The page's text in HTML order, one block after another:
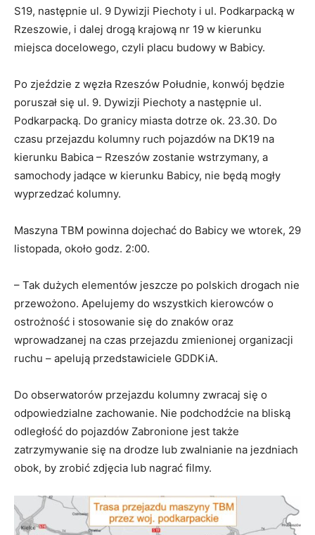
S19, następnie ul. 9 Dywizji Piechoty i ul. Podkarpacką w
Rzeszowie, i dalej drogą krajową nr 19 w kierunku
miejsca docelowego, czyli placu budowy w Babicy.
Po zjeździe z węzła Rzeszów Południe, konwój będzie
poruszał się ul. 9. Dywizji Piechoty a następnie ul.
Podkarpacką. Do granicy miasta dotrze ok. 23.30. Do
czasu przejazdu kolumny ruch pojazdów na DK19 na
kierunku Babica – Rzeszów zostanie wstrzymany, a
samochody jadące w kierunku Babicy, nie będą mogły
wyprzedzać kolumny.
Maszyna TBM powinna dojechać do Babicy we wtorek, 29
listopada, około godz. 2:00.
– Tak dużych elementów jeszcze po polskich drogach nie
przewożono. Apelujemy do wszystkich kierowców o
ostrożność i stosowanie się do znaków oraz
wprowadzanej na czas przejazdu zmienionej organizacji
ruchu – apelują przedstawiciele GDDKiA.
Do obserwatorów przejazdu kolumny zwracaj się o
odpowiedzialne zachowanie. Nie podchodźcie na bliską
odległość do pojazdów Zabronione jest także
zatrzymywanie się na drodze lub zwalnianie na jezdniach
obok, by zrobić zdjęcia lub nagrać filmy.